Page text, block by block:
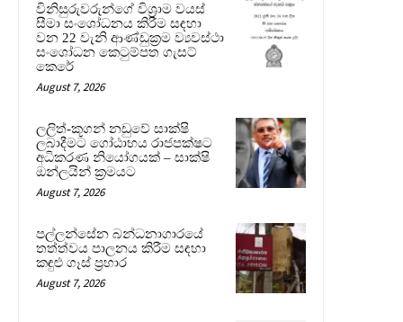
විනිසුරුවරුන්ගේ විශ්‍රාම වයස්
සීමා සංශෝධනය කිරීම සඳහා
වන 22 වැනි ආණ්ඩුක්‍රම ව්‍යවස්ථා
සංශෝධන කෙටුම්පත ගැසට්
කෙරේ
August 7, 2026
ලලිත්-කූගන් නඩුවේ සාක්ෂි
ලබාදීමට ගෝඨාභය රාජපක්ෂට
අධිකරණ නියෝගයක් – සාක්ෂි
ඔන්ලයින් ක්‍රමයට
August 7, 2026
පල්ලන්සේන බන්ධනාගාරයේ
තත්ත්වය පාලනය කිරීම සඳහා
කඳුළු ගෑස් ප්‍රහාර
August 7, 2026